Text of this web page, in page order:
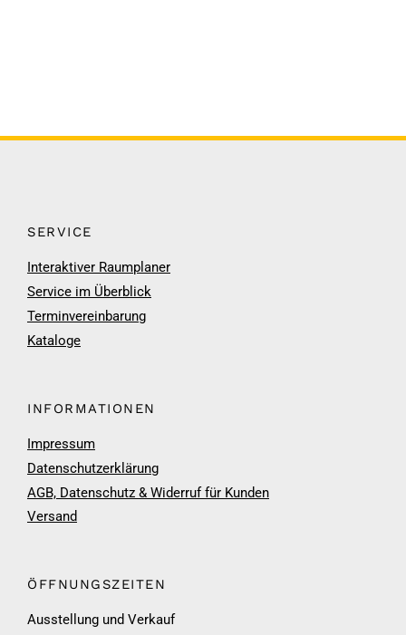
SERVICE
Interaktiver Raumplaner
Service im Überblick
Terminvereinbarung
Kataloge
INFORMATIONEN
Impressum
Datenschutzerklärung
AGB, Datenschutz & Widerruf für Kunden
Versand
ÖFFNUNGSZEITEN
Ausstellung und Verkauf